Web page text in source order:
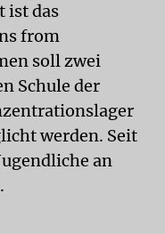
ist das
from
soll zwei
Schule der
werden. Seit
an